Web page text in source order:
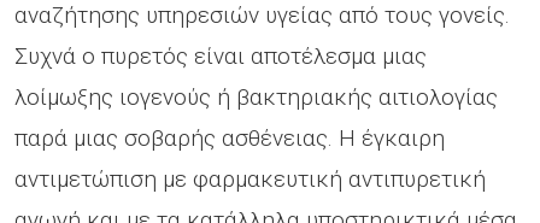
αναζήτησης υπηρεσιών υγείας από τους γονείς.
Συχνά ο πυρετός είναι αποτέλεσμα μιας
λοίμωξης ιογενούς ή βακτηριακής αιτιολογίας
παρά μιας σοβαρής ασθένειας. Η έγκαιρη
αντιμετώπιση με φαρμακευτική αντιπυρετική